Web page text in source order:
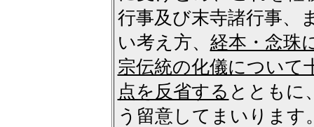
行事及び末寺諸行事、
い考え方、 経本・念珠
宗伝統の化儀について
点を反省する とともに
う留意してまいります